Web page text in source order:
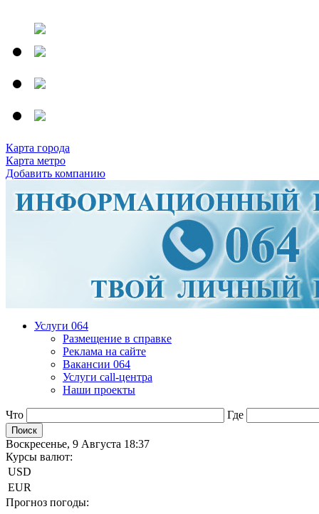
Карта города
Карта метро
Добавить компанию
Услуги 064
Размещение в справке
Реклама на сайте
Вакансии 064
Услуги call-центра
Наши проекты
Что Где
Воскресенье, 9 Августа 18:37
Курсы валют:
USD
EUR
Прогноз погоды: